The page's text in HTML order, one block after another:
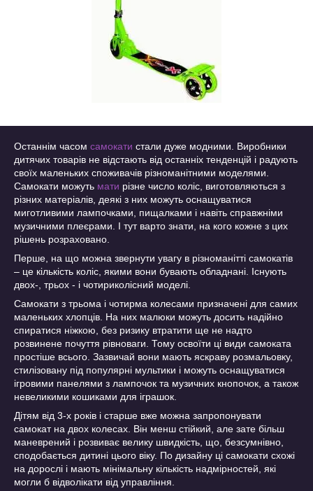
Останнім часом самокати стали дуже модними. Виробники
дитячих товарів не відстають від останніх тенденцій і радують
своїх маленьких споживачів різноманітними моделями.
Самокати можуть мати різне число коліс, виготовляються з
різних матеріалів, деякі з них можуть оснащуватися
миготливими лампочками, пищалками і навіть справжніми
музичними плеєрами. І тут варто знати, на кого кожне з цих
рішень розраховано.
Перше, на що можна звернути увагу в різноманітті самокатів
– це кількість коліс, якими вони бувають обладнані. Існують
двох-, трьох - і чотириколісний моделі.
Самокати з трьома і чотирма колесами призначені для самих
маленьких хлопців. На них малюки можуть досить надійно
спиратися ніжкою, без ризику втратити ще не надто
розвинене почуття рівноваги. Тому освоїти ці види самоката
простіше всього. Зазвичай вони мають яскраву розмальовку,
стилізовану під популярні мультики і можуть оснащуватися
ігровими панелями з лампочок та музичних кнопочок, а також
невеликими кошиками для іграшок.
Дітям від 3-х років і старше вже можна запропонувати
самокат на двох колесах. Він менш стійкий, але зате більш
маневрений і розвиває велику швидкість, що, безсумнівно,
сподобається дитині цього віку. По дизайну ці самокати схожі
на дорослі і мають мінімальну кількість надмірностей, які
могли б відволікати від управління.